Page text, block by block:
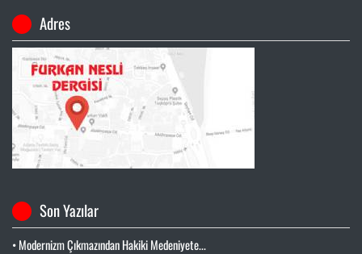
Adres
Son Yazılar
• Modernizm Çıkmazından Hakiki Medeniyete...